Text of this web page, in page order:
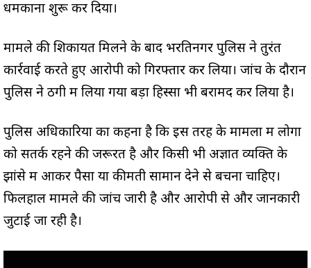
धमकाना शुरू कर दिया।
मामले की शिकायत मिलने के बाद भरतिनगर पुलिस ने तुरंत
कार्रवाई करते हुए आरोपी को गिरफ्तार कर लिया। जांच के दौरान
पुलिस ने ठगी में लिया गया बड़ा हिस्सा भी बरामद कर लिया है।
पुलिस अधिकारियों का कहना है कि इस तरह के मामलों में लोगों
को सतर्क रहने की जरूरत है और किसी भी अज्ञात व्यक्ति के
झांसे में आकर पैसा या कीमती सामान देने से बचना चाहिए।
फिलहाल मामले की जांच जारी है और आरोपी से और जानकारी
जुटाई जा रही है।